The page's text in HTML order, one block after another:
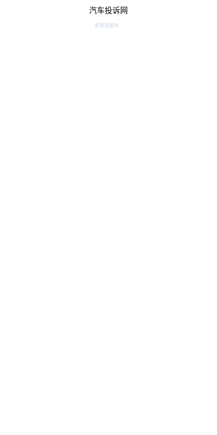
汽车投诉网
资源加载中...